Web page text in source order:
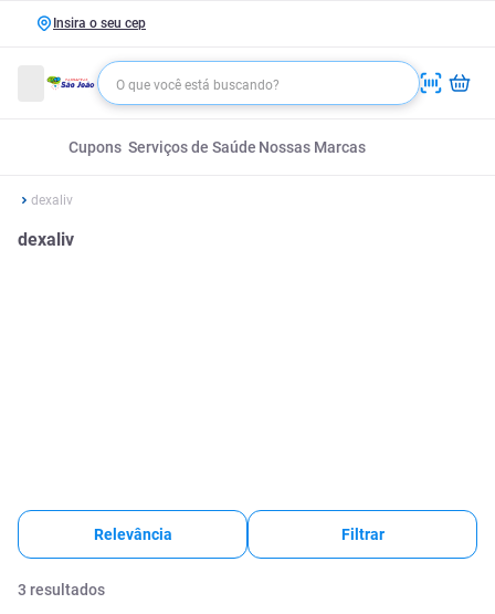
Insira o seu cep
Cupons Serviços de Saúde Nossas Marcas
dexaliv
dexaliv
Relevância Filtrar
3 resultados